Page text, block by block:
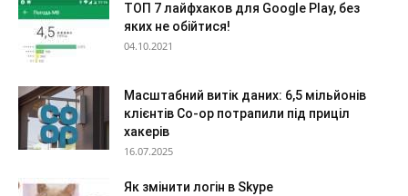
ТОП 7 лайфхаков для Google Play, без
яких не обійтися!
04.10.2021
Масштабний витік даних: 6,5 мільйонів
клієнтів Co-op потрапили під приціл
хакерів
16.07.2025
Як змінити логін в Skype